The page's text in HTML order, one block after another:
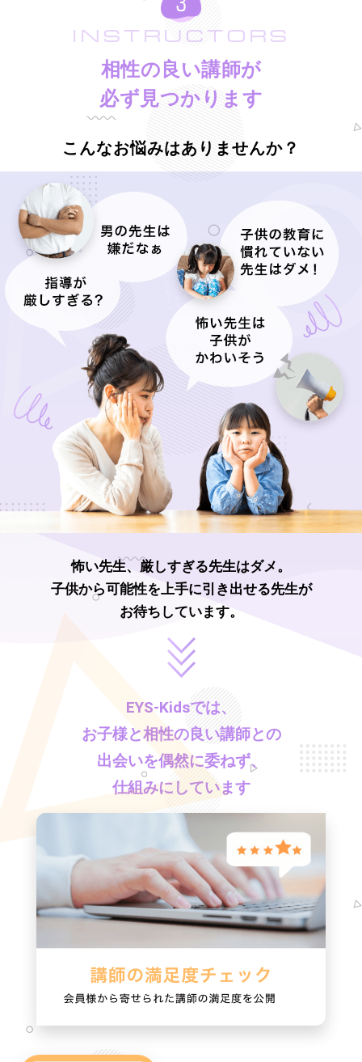
INSTRUCTORS
相性の良い講師が
必ず見つかります
こんなお悩みはありませんか？
怖い先生、厳しすぎる先生はダメ。
子供から可能性を上手に引き出せる先生が
お待ちしています。
EYS-Kidsでは、
お子様と相性の良い講師との
出会いを偶然に委ねず、
仕組みにしています